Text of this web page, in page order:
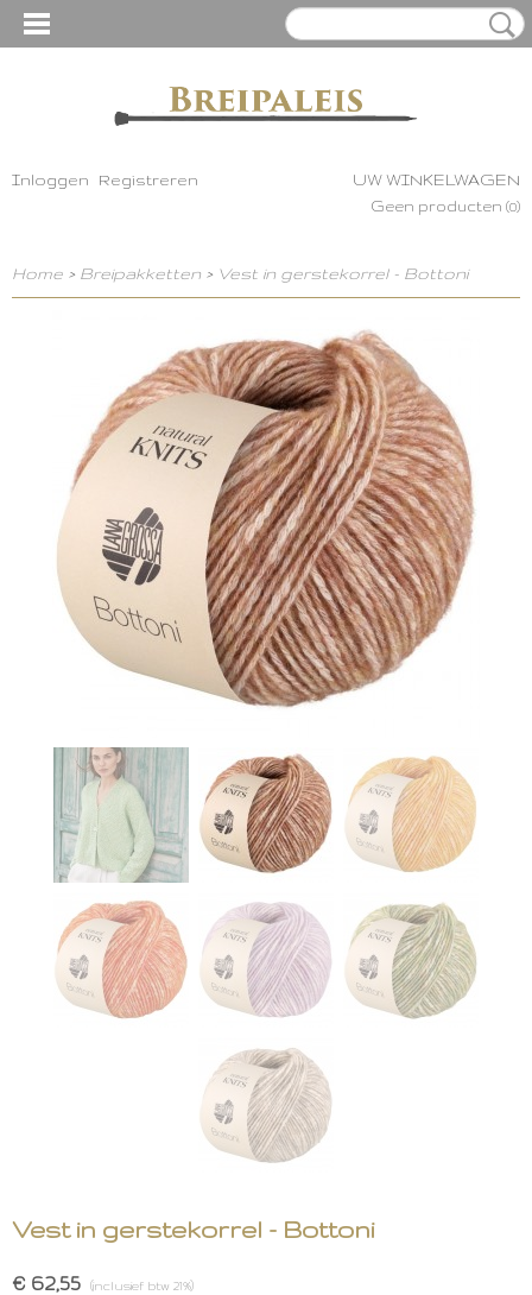
Inloggen Registreren UW WINKELWAGEN
Geen producten (0)
Home > Breipakketten > Vest in gerstekorrel - Bottoni
Vest in gerstekorrel - Bottoni
€ 62,55 (inclusief btw 21%)